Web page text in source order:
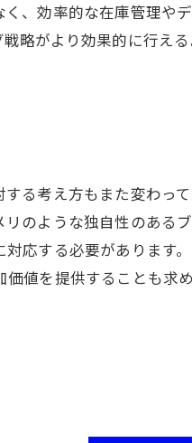
、効率的な在庫管理や
略がより効果的に行える
る考え方もまた変わっ
のような独自性のある
応する必要があります
値を提供することも求